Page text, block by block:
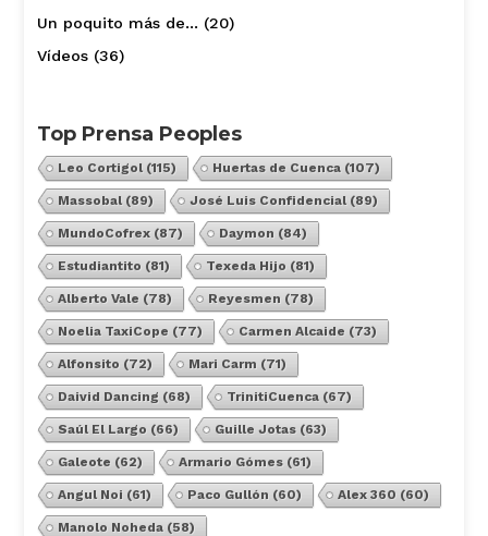
Un poquito más de… (20)
Vídeos(36)
Top Prensa Peoples
Leo Cortigol(115) Huertas de Cuenca(107)
Massobal(89) José Luis Confidencial(89)
MundoCofrex(87) Daymon (84)
Estudiantito (81) Texeda Hijo (81)
Alberto Vale (78) Reyesmen (78)
Noelia TaxiCope (77) Carmen Alcaide (73)
Alfonsito (72) Mari Carm (71)
Daivid Dancing (68) TrinitiCuenca(67)
Saúl El Largo (66) Guille Jotas(63)
Galeote (62) Armario Gómes(61)
Angul Noi (61) Paco Gullón (60) Alex 360 (60)
Manolo Noheda(58)